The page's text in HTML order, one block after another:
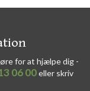
for at hjælpe dig -
06 00eller skriv